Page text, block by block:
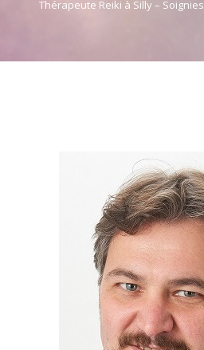
Thérapeute Reiki à Silly – Soignies